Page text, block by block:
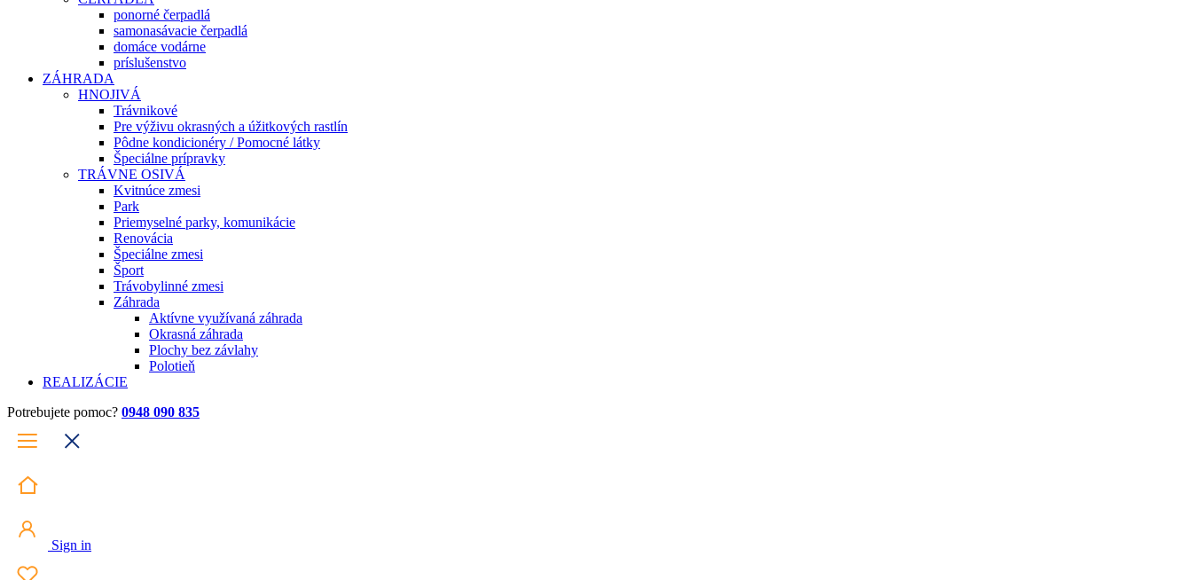
ponorné čerpadlá
samonasávacie čerpadlá
domáce vodárne
príslušenstvo
ZÁHRADA
HNOJIVÁ
Trávnikové
Pre výživu okrasných a úžitkových rastlín
Pôdne kondicionéry / Pomocné látky
Špeciálne prípravky
TRÁVNE OSIVÁ
Kvitnúce zmesi
Park
Priemyselné parky, komunikácie
Renovácia
Špeciálne zmesi
Šport
Trávobylinné zmesi
Záhrada
Aktívne využívaná záhrada
Okrasná záhrada
Plochy bez závlahy
Polotieň
REALIZÁCIE
Potrebujete pomoc? 0948 090 835
Sign in